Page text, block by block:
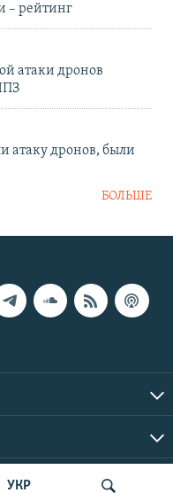
УКР
– рейтинг
атаки дронов
атаку дронов, были
БОЛЬШЕ
| Все права защищены.